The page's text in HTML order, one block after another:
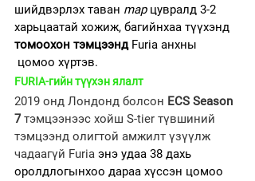
шийдвэрлэх таван map цувралд 3-2
харьцаатай хожиж, багийнхаа түүхэнд
томоохон тэмцээнд Furia анхны
цомоо хүртэв.
FURIA-гийн түүхэн ялалт
2019 онд Лондонд болсон ECS Season
7 тэмцээнээс хойш S-tier түвшиний
тэмцээнд олигтой амжилт үзүүлж
чадаагүй Furia энэ удаа 38 дахь
оролдлогынхоо дараа хүссэн цомоо